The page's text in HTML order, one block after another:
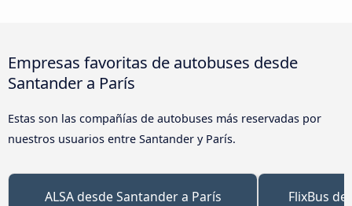
Empresas favoritas de autobuses desde
Santander a París
Estas son las compañías de autobuses más reservadas por
nuestros usuarios entre Santander y París.
ALSA desde Santander a París FlixBus